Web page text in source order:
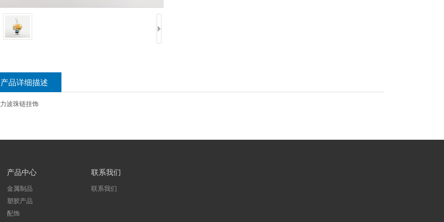
产品详细描述
波珠链挂饰
产品中心
金属制品
塑胶产品
配饰
联系我们
联系我们